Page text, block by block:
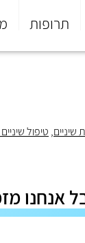
תרופות
שיניים, טיפול
אנחנו